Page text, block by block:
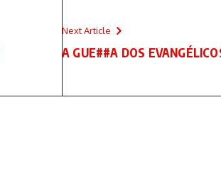
Next Article
A GUE##A DOS